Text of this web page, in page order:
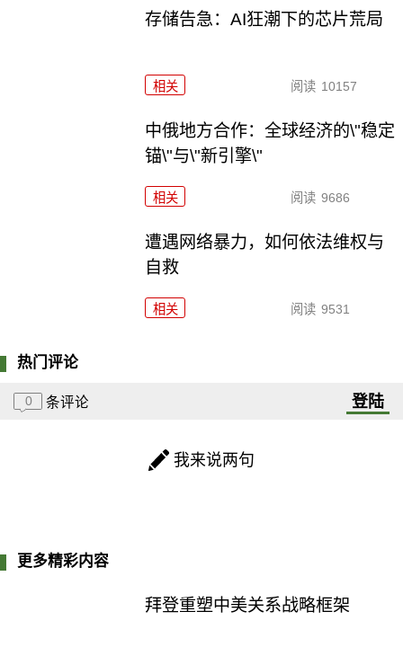
存储告急：AI狂潮下的芯片荒局
相关 阅读 10157
中俄地方合作：全球经济的\"稳定
锚\"与\"新引擎\"
相关 阅读 9686
遭遇网络暴力，如何依法维权与
自救
相关 阅读 9531
热门评论
0 条评论 登陆
我来说两句
更多精彩内容
拜登重塑中美关系战略框架